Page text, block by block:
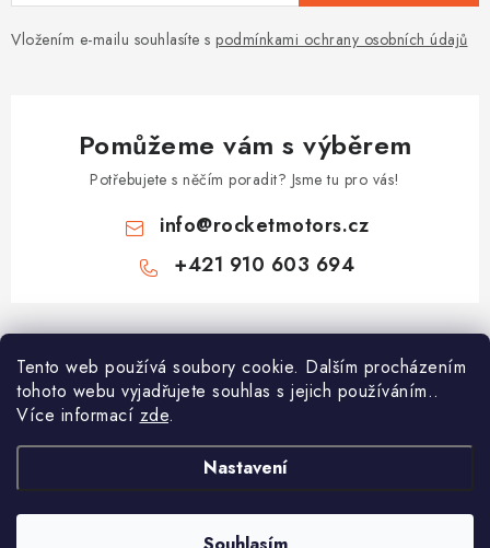
Tento web používá soubory cookie. Dalším procházením
tohoto webu vyjadřujete souhlas s jejich používáním..
Více informací zde.
Nastavení
Vložením e-mailu souhlasíte s podmínkami ochrany osobních údajů
Pomůžeme vám s výběrem
Potřebujete s něčím poradit? Jsme tu pro vás!
info@rocketmotors.cz
+421 910 603 694
Z
á
Najdete nás
Informace pro vás
Dětské čtyřkolky